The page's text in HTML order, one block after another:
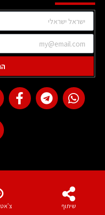
שיתוף